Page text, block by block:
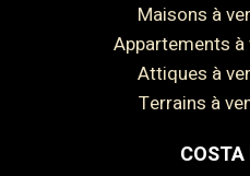
Maisons à
Appartements
Attiques à
Terrains à
COSTA
Enregistrer les paramètres